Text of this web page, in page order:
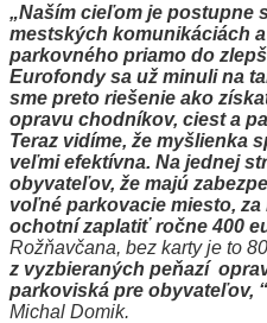
„Naším cieľom je postupne
mestských komunikáciách
parkovného priamo do
Eurofondy sa už minuli na
sme preto riešenie ako
opravu chodníkov, ciest a
Teraz vidíme, že myšlienka
veľmi efektívna. Na jednej
obyvateľov, že majú
voľné parkovacie miesto,
ochotní zaplatiť ročne 400
Rožňavčana, bez karty je to
z vyzbieraných peňazí
parkoviská pre obyvateľov, “
Michal Domik.